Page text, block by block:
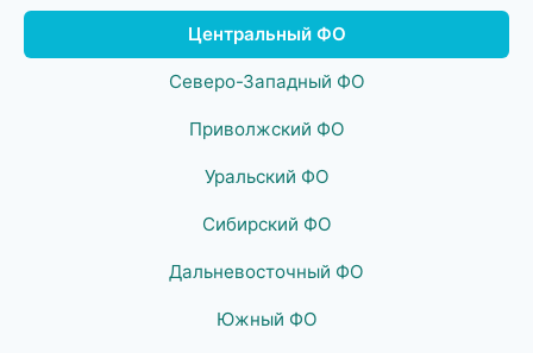
Центральный ФО
Северо-Западный ФО
Приволжский ФО
Уральский ФО
Сибирский ФО
Дальневосточный ФО
Южный ФО